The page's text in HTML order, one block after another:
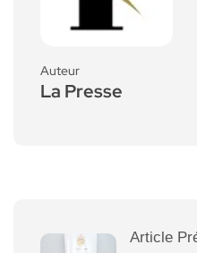
Auteur
La Presse
Article